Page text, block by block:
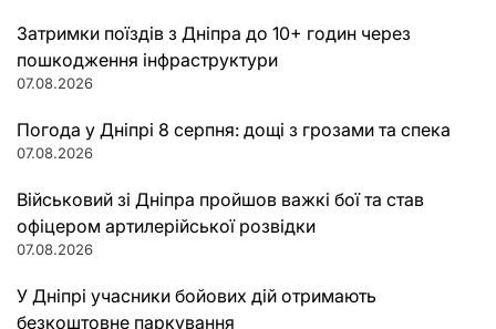
Затримки поїздів з Дніпра до 10+ годин через
пошкодження інфраструктури
07.08.2026
Погода у Дніпрі 8 серпня: дощі з грозами та спека
07.08.2026
Військовий зі Дніпра пройшов важкі бої та став
офіцером артилерійської розвідки
07.08.2026
У Дніпрі учасники бойових дій отримають
безкоштовне паркування